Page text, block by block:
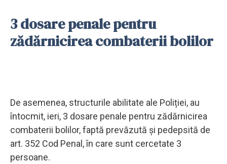
3 dosare penale pentru
zădărnicirea combaterii bolilor
De asemenea, structurile abilitate ale Poliției, au
întocmit, ieri, 3 dosare penale pentru zădărnicirea
combaterii bolilor, faptă prevăzută și pedepsită de
art. 352 Cod Penal, în care sunt cercetate 3
persoane.